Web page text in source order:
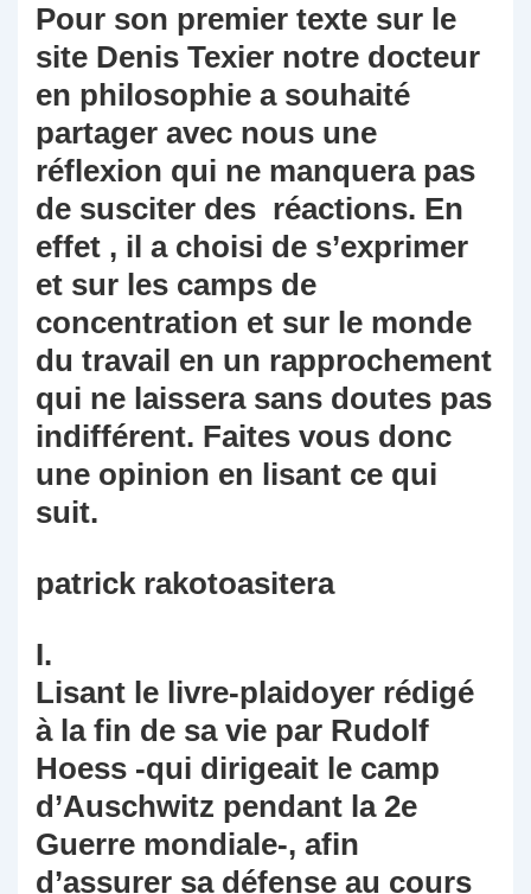
Pour son premier texte sur le
site Denis Texier notre docteur
en philosophie a souhaité
partager avec nous une
réflexion qui ne manquera pas
de susciter des réactions. En
effet , il a choisi de s’exprimer
et sur les camps de
concentration et sur le monde
du travail en un rapprochement
qui ne laissera sans doutes pas
indifférent. Faites vous donc
une opinion en lisant ce qui
suit.
patrick rakotoasitera
I.
Lisant le livre-plaidoyer rédigé
à la fin de sa vie par Rudolf
Hoess -qui dirigeait le camp
d’Auschwitz pendant la 2e
Guerre mondiale-, afin
d’assurer sa défense au cours